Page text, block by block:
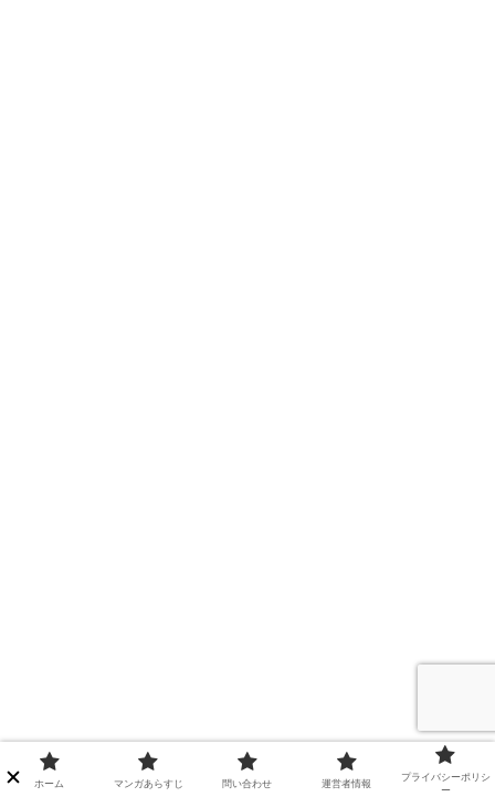
ホーム マンガあらすじ 問い合わせ 運営者情報
プライバシーポリシ
ー